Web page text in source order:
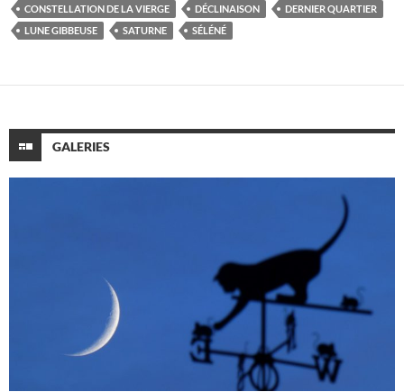
CONSTELLATION DE LA VIERGE DÉCLINAISON
DERNIER QUARTIER
LUNE GIBBEUSE
SATURNE SÉLÉNÉ
GALERIES